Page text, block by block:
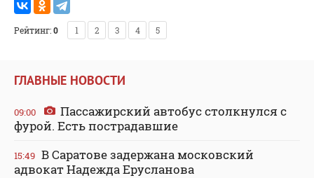
Рейтинг:0 1 2 3 4 5
ГЛАВНЫЕ НОВОСТИ
09:00
Пассажирский автобус столкнулся с
фурой. Есть пострадавшие
15:49 В Саратове задержана московский
адвокат Надежда Ерусланова